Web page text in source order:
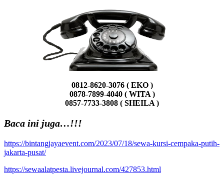
0812-8620-3076 ( EKO )
0878-7899-4040 ( WITA )
0857-7733-3808 ( SHEILA )
Baca ini juga…!!!
https://bintangjayaevent.com/2023/07/18/sewa-kursi-cempaka-putih-
jakarta-pusat/
https://sewaalatpesta.livejournal.com/427853.html